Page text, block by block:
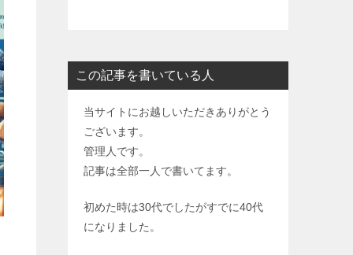
この記事を書いている人
当サイトにお越しいただきありがとう
ございます。
管理人です。
記事は全部一人で書いてます。
初めた時は30代でしたがすでに40代
になりました。